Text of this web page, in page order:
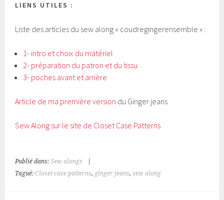
LIENS UTILES :
Liste des articles du sew along « coudregingerensemble » :
1- intro et choix du matériel
2- préparation du patron et du tissu
3- poches avant et arrière
Article de ma première version du Ginger jeans
Sew Along sur le site de Closet Case Patterns
Publié dans:Sew alongs
Tagué:Closet case patterns, ginger jeans,sew along